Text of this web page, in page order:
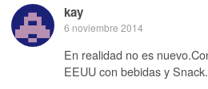
kay
6 noviembre 2014
En realidad no es
EEUU con bebidas y Snack.